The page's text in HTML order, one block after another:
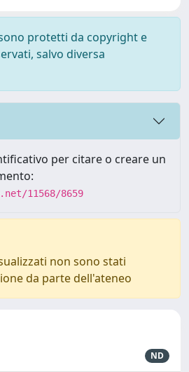
protetti da copyright e
salvo diversa
per citare o creare un
11568/8659
non sono stati
da parte dell'ateneo
ND